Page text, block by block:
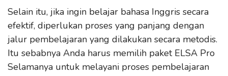
Selain itu, jika ingin belajar bahasa Inggris secara
efektif, diperlukan proses yang panjang dengan
jalur pembelajaran yang dilakukan secara metodis.
Itu sebabnya Anda harus memilih paket ELSA Pro
Selamanya untuk melayani proses pembelajaran